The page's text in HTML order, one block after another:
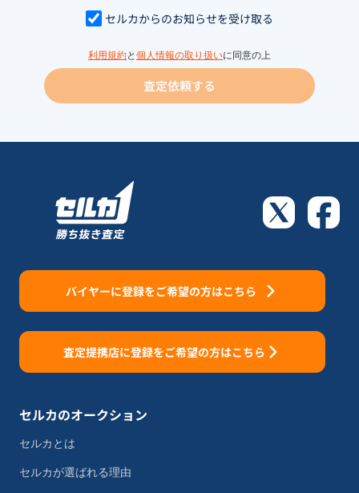
セルカからのお知らせを受け取る
利用規約と 個人情報の取り扱いに同意の上
査定依頼する
バイヤーに登録をご希望の方はこちら
査定提携店に登録をご希望の方はこちら
セルカのオークション
セルカとは
セルカが選ばれる理由